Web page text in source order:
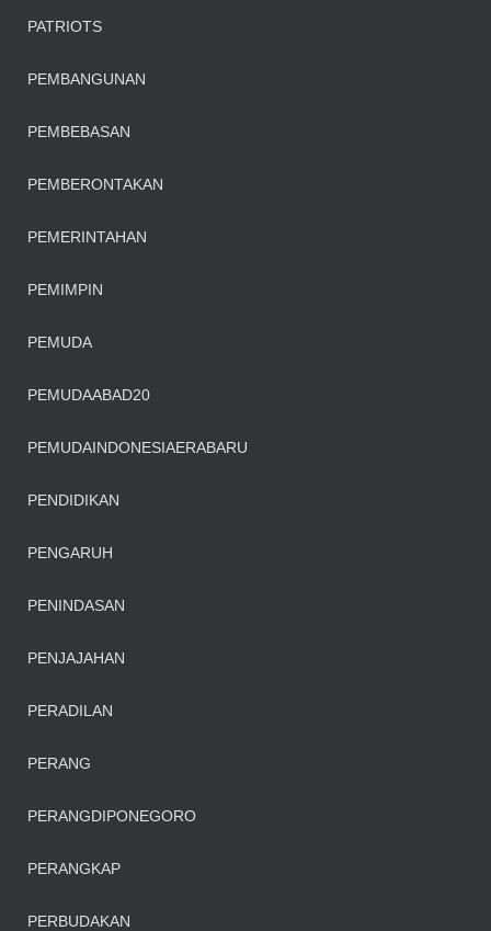
PATRIOTS
PEMBANGUNAN
PEMBEBASAN
PEMBERONTAKAN
PEMERINTAHAN
PEMIMPIN
PEMUDA
PEMUDAABAD20
PEMUDAINDONESIAERABARU
PENDIDIKAN
PENGARUH
PENINDASAN
PENJAJAHAN
PERADILAN
PERANG
PERANGDIPONEGORO
PERANGKAP
PERBUDAKAN